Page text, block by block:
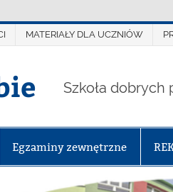
MATERIAŁY DLA UCZNIÓW
Szkoła dobrych
Egzaminy zewnętrzne